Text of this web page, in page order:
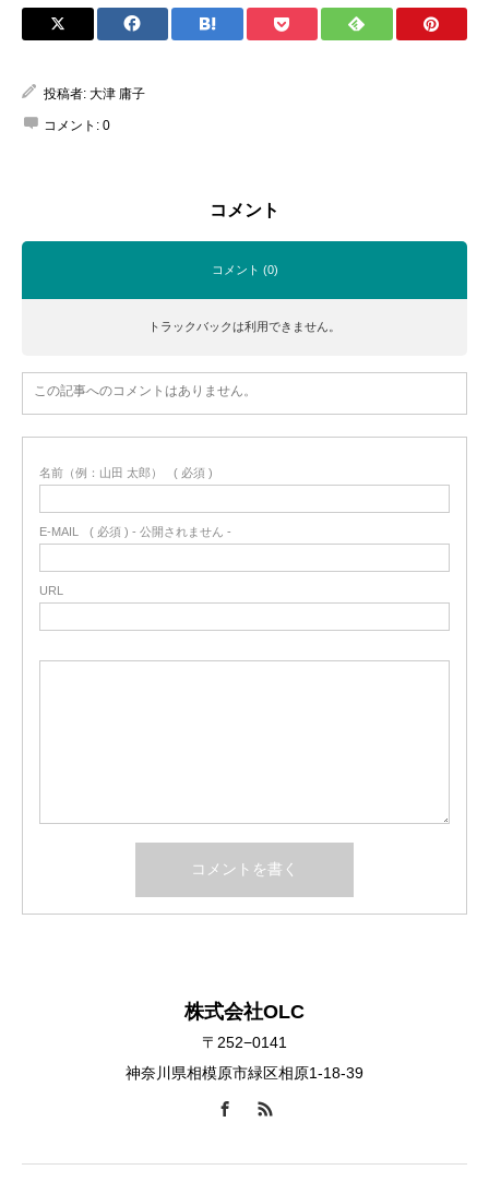
投稿者: 大津 庸子
コメント: 0
コメント
コメント (0)
トラックバックは利用できません。
この記事へのコメントはありません。
名前（例：山田 太郎） ( 必須 )
E-MAIL ( 必須 ) - 公開されません -
URL
株式会社OLC
〒252−0141
神奈川県相模原市緑区相原1-18-39